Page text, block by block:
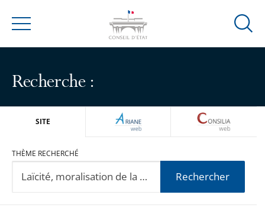
Menu
Ouvrir
Recherche :
SITE ARIANEWEB
THÈME RECHERCHÉ
Rechercher